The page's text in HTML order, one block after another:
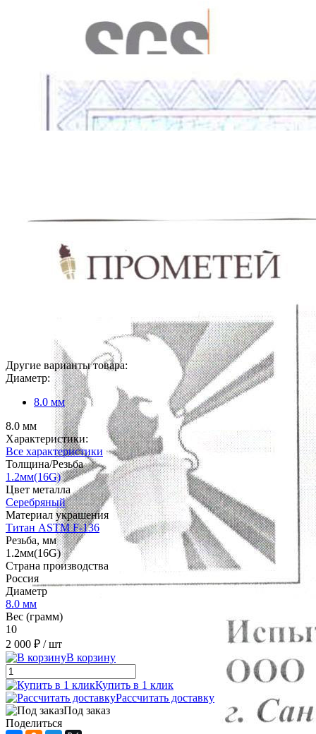
Другие варианты товара:
Диаметр:
8.0 мм
8.0 мм
Характеристики:
Все характеристики
Толщина/Резьба
1.2мм(16G)
Цвет металла
Серебряный
Материал украшения
Титан ASTM F-136
Резьба, мм
1.2мм(16G)
Страна производства
Россия
Диаметр
8.0 мм
Вес (грамм)
10
2 000 ₽ / шт
В корзину
Купить в 1 клик
Рассчитать доставку
Под заказ
Поделиться